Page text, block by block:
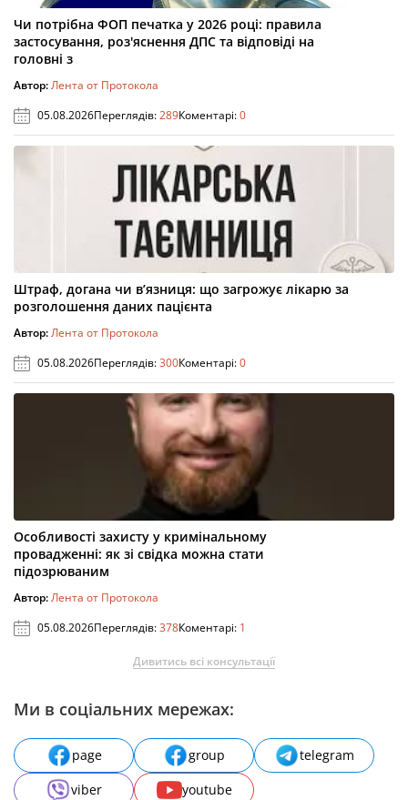
Чи потрібна ФОП печатка у 2026 році: правила
застосування, роз'яснення ДПС та відповіді на
головні з
Автор:Лента от Протокола
05.08.2026Переглядів:289Коментарі:0
Штраф, догана чи в’язниця: що загрожує лікарю за
розголошення даних пацієнта
Автор:Лента от Протокола
05.08.2026Переглядів:300Коментарі:0
Особливості захисту у кримінальному
провадженні: як зі свідка можна стати
підозрюваним
Автор:Лента от Протокола
05.08.2026Переглядів:378Коментарі: 1
Дивитись всі консультації
Ми в соціальних мережах:
page group
telegram
viber
youtube